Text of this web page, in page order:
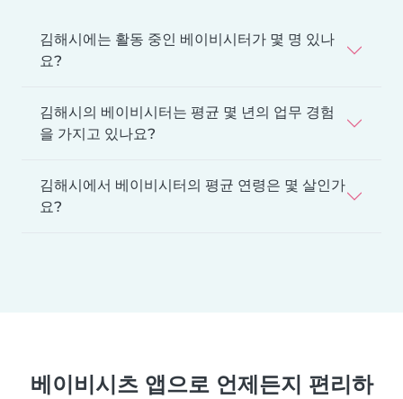
김해시에는 활동 중인 베이비시터가 몇 명 있나
요?
김해시의 베이비시터는 평균 몇 년의 업무 경험
을 가지고 있나요?
김해시에서 베이비시터의 평균 연령은 몇 살인가
요?
베이비시츠 앱으로 언제든지 편리하